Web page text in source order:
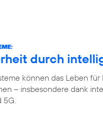
durch
können das Leben
– insbesondere dank
5G.